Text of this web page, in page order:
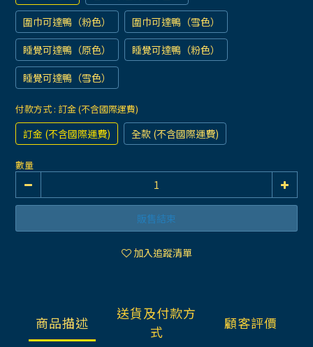
圍巾可達鴨（粉色）
圍巾可達鴨（雪色）
睡覺可達鴨（原色）
睡覺可達鴨（粉色）
睡覺可達鴨（雪色）
付款方式 : 訂金 (不含國際運費)
訂金 (不含國際運費) 全款 (不含國際運費)
數量
販售結束
加入追蹤清單
商品描述
送貨及付款方
式
顧客評價